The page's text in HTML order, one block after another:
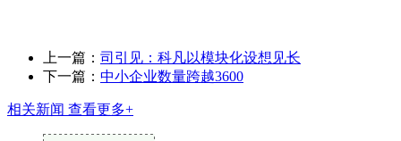
上一篇： 司引见：科凡以模块化设想见长
下一篇： 中小企业数量跨越3600
相关新闻 查看更多+